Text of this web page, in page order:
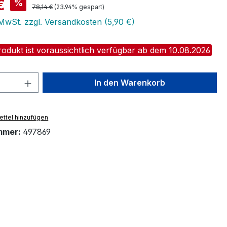
% Regulärer Preis:
78,14 € (23.94% gespart)
zzgl. Versandkosten (5,90 €)
ist voraussichtlich verfügbar ab dem 10.08.2026
Anzahl: Gib den gewünschten Wert
In den Warenkorb
hinzufügen
497869